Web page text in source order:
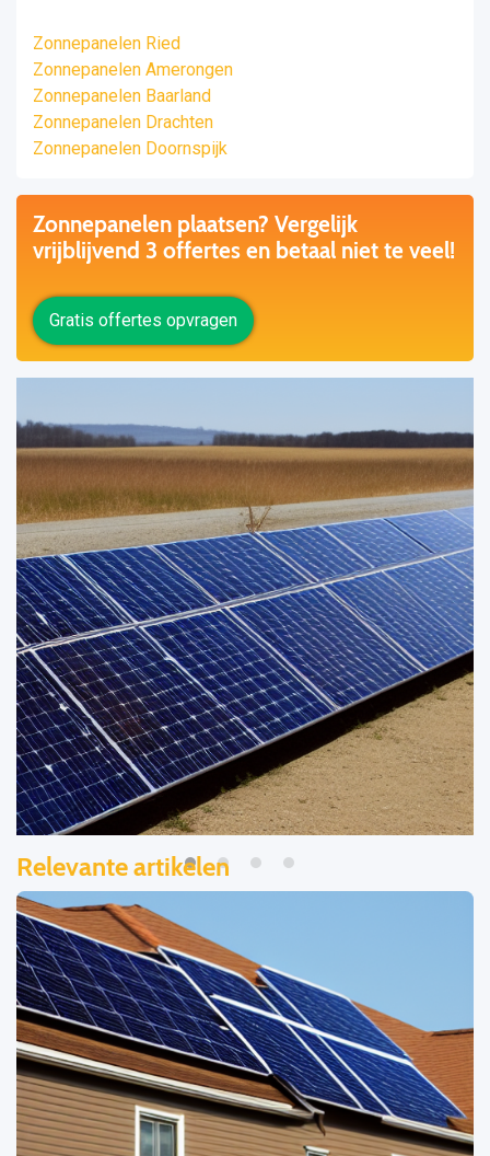
Zonnepanelen Ried
Zonnepanelen Amerongen
Zonnepanelen Baarland
Zonnepanelen Drachten
Zonnepanelen Doornspijk
Zonnepanelen plaatsen? Vergelijk
vrijblijvend 3 offertes en betaal niet te veel!
Gratis offertes opvragen
Relevante artikelen